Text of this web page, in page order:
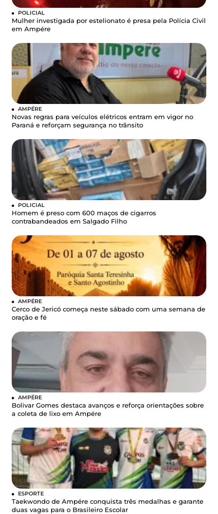
POLICIAL
Mulher investigada por estelionato é presa pela Polícia Civil
em Ampére
AMPÉRE
Novas regras para veículos elétricos entram em vigor no
Paraná e reforçam segurança no trânsito
POLICIAL
Homem é preso com 600 maços de cigarros
contrabandeados em Salgado Filho
AMPÉRE
Cerco de Jericó começa neste sábado com uma semana de
oração e fé
AMPÉRE
Bolivar Gomes destaca avanços e reforça orientações sobre
a coleta de lixo em Ampére
ESPORTE
Taekwondo de Ampére conquista três medalhas e garante
duas vagas para o Brasileiro Escolar